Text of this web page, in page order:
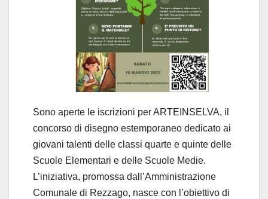
Sono aperte le iscrizioni per ARTEINSELVA, il
concorso di disegno estemporaneo dedicato ai
giovani talenti delle classi quarte e quinte delle
Scuole Elementari e delle Scuole Medie.
L’iniziativa, promossa dall’Amministrazione
Comunale di Rezzago, nasce con l’obiettivo di